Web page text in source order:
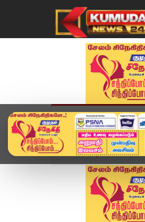
முகப்பு விளையாட்டு
Home வீடியோ ஸ்டோரி